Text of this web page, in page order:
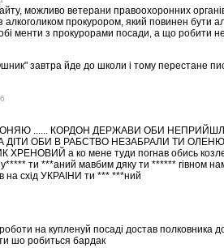
можливо ветерани правоохоронних
з алкоголиком прокурором, який повинен бути
менти з прокурорами посади, а що робити
завтра йде до школи і тому перестане
...... КОРДОН ДЕРЖАВИ ОБИ
ДІТИ ОБИ В РАБСТВО НЕЗАБРАЛИ ТИ ОЛЕНЮ
а ко мене туди погнав обись козле
ти ***аний мавбим дяку ти ****** гівном
на схід УКРАІНИ ти *** ***ний
на купленуй посаді достав полковника
шо робиться бардак